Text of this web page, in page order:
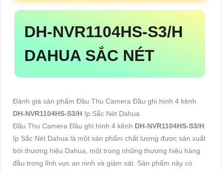
DH-NVR1104HS-S3/H
DAHUA SẮC NÉT
Đánh giá sản phẩm Đầu Thu Camera Đầu ghi hình 4 kênh
DH-NVR1104HS-S3/H Ip Sắc Nét Dahua
Đầu Thu Camera Đầu ghi hình 4 kênh DH-NVR1104HS-S3/H
Ip Sắc Nét Dahua là một sản phẩm chất lượng được sản xuất
bởi thương hiệu Dahua, một trong những thương hiệu hàng
đầu trong lĩnh vực an ninh và giám sát. Sản phẩm này có